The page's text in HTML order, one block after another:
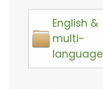
English &
multi-
language